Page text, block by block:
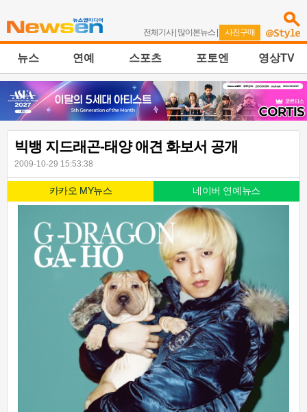
전체기사| 많이본뉴스 | 사진구매
뉴스 연예 스포츠 포토엔 영상TV
빅뱅 지드래곤-태양 애견 화보서 공개
2009-10-29 15:53:38
카카오 MY뉴스 네이버 연예뉴스